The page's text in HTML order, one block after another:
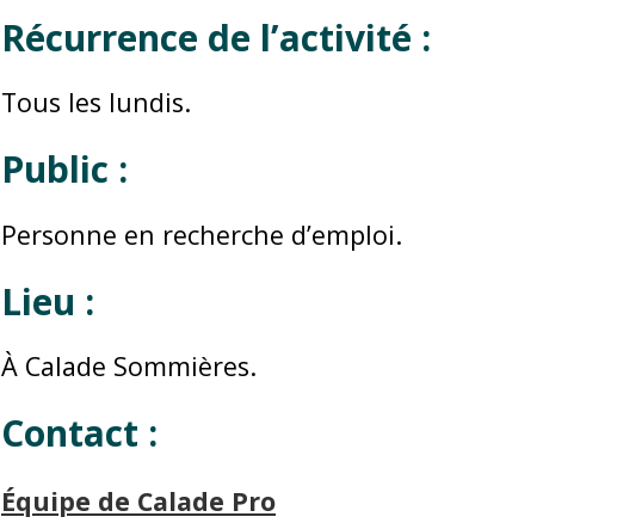
Récurrence de l’activité :
Tous les lundis.
Public :
Personne en recherche d’emploi.
Lieu :
À Calade Sommières.
Contact :
Équipe de Calade Pro